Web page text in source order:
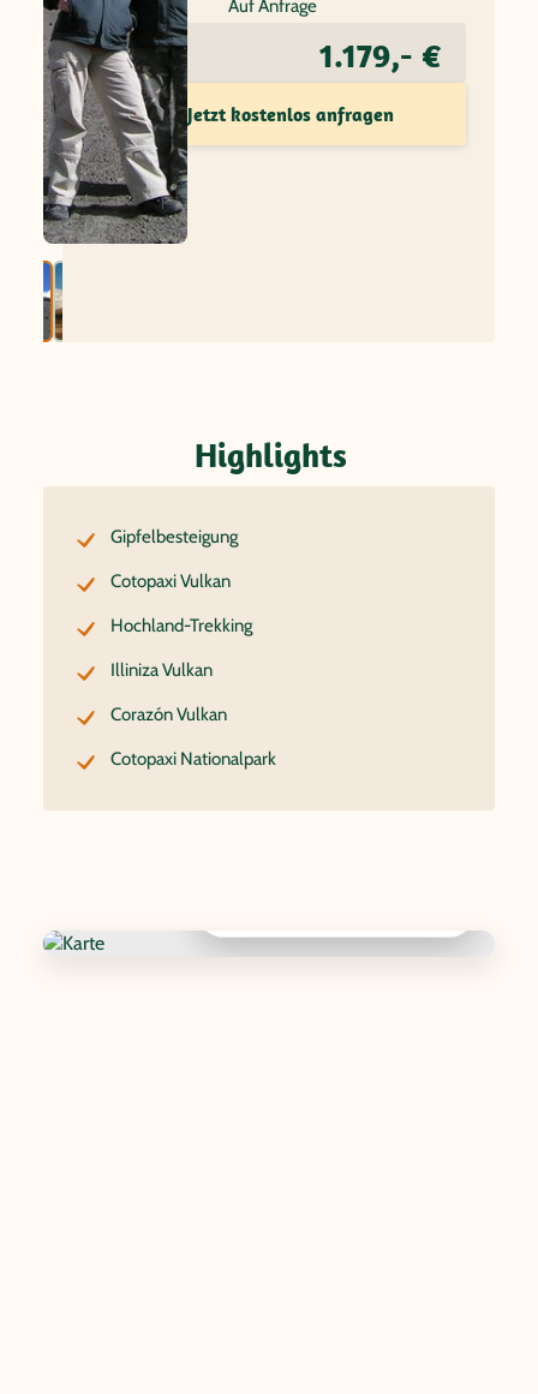
Flug
Auf Anfrage
Preis ab 1.179,- €
Jetzt kostenlos anfragen
Highlights
Gipfelbesteigung
Cotopaxi Vulkan
Hochland-Trekking
Illiniza Vulkan
Corazón Vulkan
Cotopaxi Nationalpark